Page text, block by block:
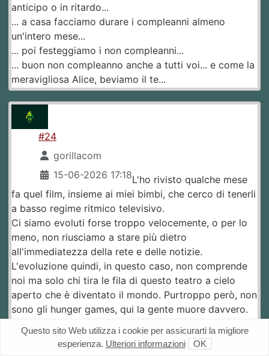
anticipo o in ritardo...
... a casa facciamo durare i compleanni almeno
un'intero mese...
... poi festeggiamo i non compleanni...
... buon non compleanno anche a tutti voi... e come la
meravigliosa Alice, beviamo il te...
#24
gorillacom
15-06-2026 17:18L'ho rivisto qualche mese
fa quel film, insieme ai miei bimbi, che cerco di tenerli
a basso regime ritmico televisivo.
Ci siamo evoluti forse troppo velocemente, o per lo
meno, non riusciamo a stare più dietro
all'immediatezza della rete e delle notizie.
L'evoluzione quindi, in questo caso, non comprende
noi ma solo chi tira le fila di questo teatro a cielo
aperto che è diventato il mondo. Purtroppo però, non
sono gli hunger games, qui la gente muore davvero.
continuo a leggere le solite cagate dei giornalai, mi
sembra innanzi di stare proprio davanti a un
Questo sito Web utilizza i cookie per assicurarti la migliore
esperienza. Ulteriori informazioni OK